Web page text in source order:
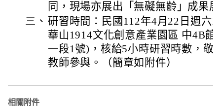
同，現場亦展出「無礙無齡」成果
三、 研習時間：民國112年4月22日週六
華山1914文化創意產業園區 中4B
一段1號)，核給5小時研習時數，敬
教師參與。（簡章如附件）
相關附件